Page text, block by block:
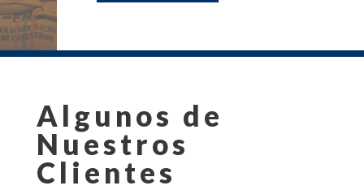
Algunos de
Nuestros
Clientes